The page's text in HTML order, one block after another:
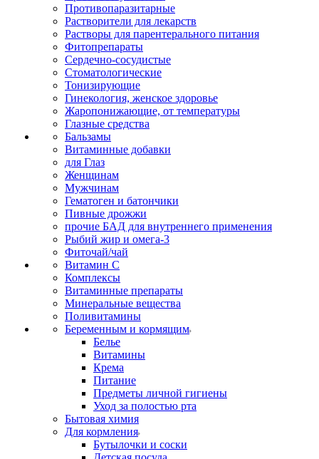
Противопаразитарные
Растворители для лекарств
Растворы для парентерального питания
Фитопрепараты
Сердечно-сосудистые
Стоматологические
Тонизирующие
Гинекология, женское здоровье
Жаропонижающие, от температуры
Глазные средства
Бальзамы
Витаминные добавки
для Глаз
Женщинам
Мужчинам
Гематоген и батончики
Пивные дрожжи
прочие БАД для внутреннего применения
Рыбий жир и омега-3
Фиточай/чай
Витамин С
Комплексы
Витаминные препараты
Минеральные вещества
Поливитамины
Беременным и кормящим
Белье
Витамины
Крема
Питание
Предметы личной гигиены
Уход за полостью рта
Бытовая химия
Для кормления
Бутылочки и соски